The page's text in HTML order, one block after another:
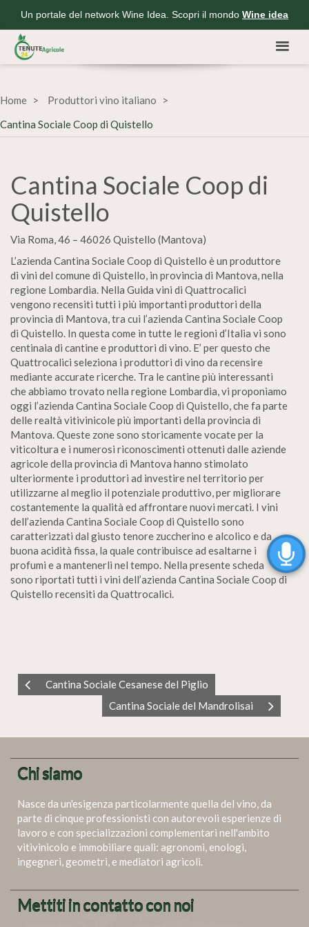
Un portale del network Wine Idea. Scopri il mondo Wine idea
Home
Produttori vino italiano
Cantina Sociale Coop di Quistello
Cantina Sociale Coop di
Quistello
Via Roma, 46 – 46026 Quistello (Mantova)
L’azienda Cantina Sociale Coop di Quistello è un produttore
di vini del comune di Quistello, in provincia di Mantova, nella
regione Lombardia. Nella Guida vini di Quattrocalici
vengono recensiti tutti i più importanti produttori della
provincia di Mantova, tra cui l’azienda Cantina Sociale Coop
di Quistello. In questa come in tutte le regioni d’Italia vi sono
centinaia di cantine e produttori di vino. E’ per questo che
Quattrocalici seleziona i produttori di vino da recensire
mediante accurate ricerche. Tra le cantine più interessanti
che abbiamo trovato nella regione Lombardia, vi proponiamo
oggi l’azienda Cantina Sociale Coop di Quistello, che fa parte
delle realtà vitivinicole più importanti della provincia di
Mantova. Queste zone sono storicamente vocate per la
viticoltura e i numerosi riconoscimenti ottenuti dalle aziende
agricole della provincia di Mantova hanno stimolato
ulteriormente i produttori ad investire nel territorio per
utilizzarne al meglio il potenziale produttivo, per migliorare
costantemente la qualità ed affrontare nuovi mercati. I vini
dell’azienda Cantina Sociale Coop di Quistello sono
caratterizzati dal giusto tenore zuccherino e alcolico e da
buona acidità fissa, la quale contribuisce ad esaltarne i
profumi e a mantenerli nel tempo. Nella presente scheda
sono riportati tutti i vini dell’azienda Cantina Sociale Coop di
Quistello recensiti da Quattrocalici.
Cantina Sociale Cesanese del Piglio
Cantina Sociale del Mandrolisai
Chi siamo
Nasce da un'esigenza particolarmente quella del vino, da
parte di cinque professionisti con autorevoli esperienze di
lavoro e con specializzazioni complementari nell'ambito
vitivinicolo e immobiliare quali: agronomi, enologi,
ingegneri, geometri, e mediatori agricoli.
Mettiti in contatto con noi